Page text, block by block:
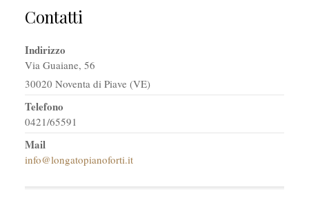
Contatti
Indirizzo
Via Guaiane, 56
30020 Noventa di Piave (VE)
Telefono
0421/65591
Mail
info@longatopianoforti.it